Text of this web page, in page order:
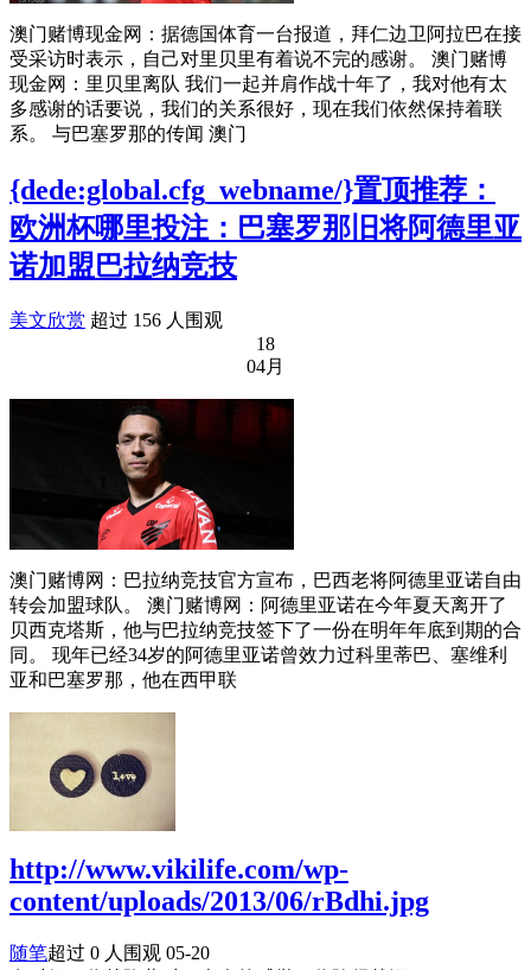
澳门赌博现金网：据德国体育一台报道，拜仁边卫阿拉巴在接
受采访时表示，自己对里贝里有着说不完的感谢。 澳门赌博
现金网：里贝里离队 我们一起并肩作战十年了，我对他有太
多感谢的话要说，我们的关系很好，现在我们依然保持着联
系。 与巴塞罗那的传闻 澳门
{dede:global.cfg_webname/}置顶推荐：
欧洲杯哪里投注：巴塞罗那旧将阿德里亚
诺加盟巴拉纳竞技
美文欣赏 超过 156 人围观
18
04月
澳门赌博网：巴拉纳竞技官方宣布，巴西老将阿德里亚诺自由
转会加盟球队。 澳门赌博网：阿德里亚诺在今年夏天离开了
贝西克塔斯，他与巴拉纳竞技签下了一份在明年年底到期的合
同。 现年已经34岁的阿德里亚诺曾效力过科里蒂巴、塞维利
亚和巴塞罗那，他在西甲联
http://www.vikilife.com/wp-
content/uploads/2013/06/rBdhi.jpg
随笔超过 0 人围观 05-20